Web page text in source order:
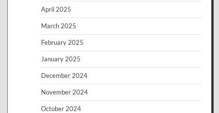
April 2025
March 2025
February 2025
January 2025
December 2024
November 2024
October 2024